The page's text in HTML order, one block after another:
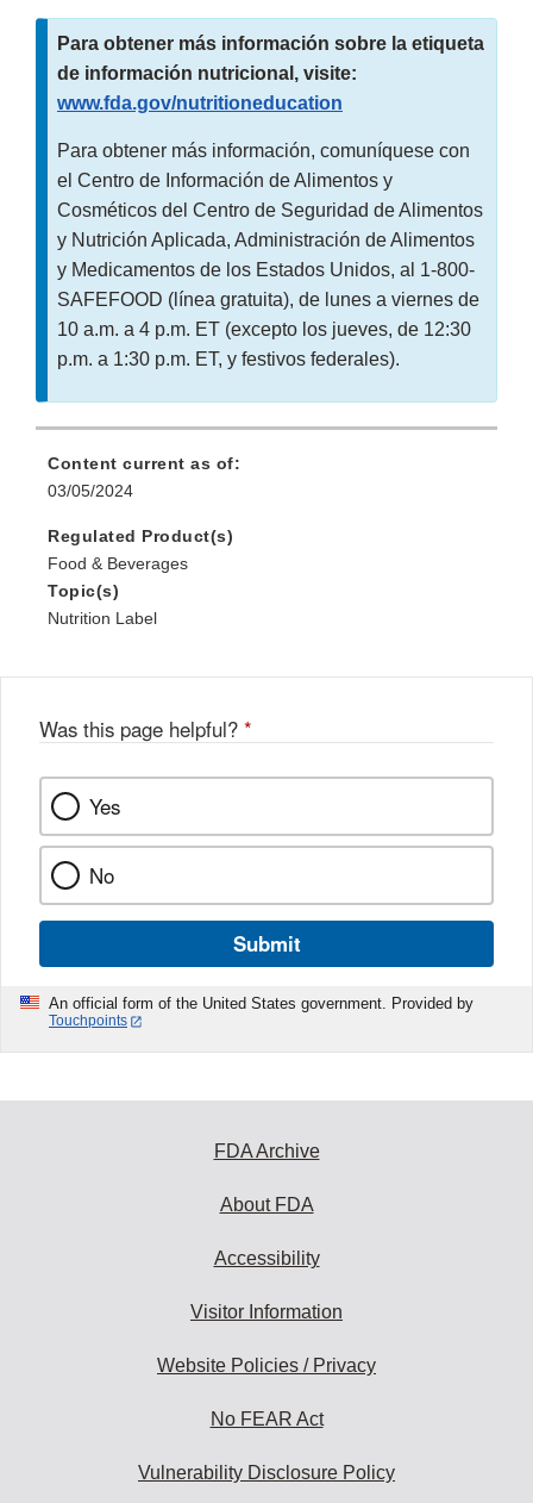
Para obtener más información sobre la etiqueta
de información nutricional, visite:
www.fda.gov/nutritioneducation
Para obtener más información, comuníquese con
el Centro de Información de Alimentos y
Cosméticos del Centro de Seguridad de Alimentos
y Nutrición Aplicada, Administración de Alimentos
y Medicamentos de los Estados Unidos, al 1-800-
SAFEFOOD (línea gratuita), de lunes a viernes de
10 a.m. a 4 p.m. ET (excepto los jueves, de 12:30
p.m. a 1:30 p.m. ET, y festivos federales).
Content current as of:
03/05/2024
Regulated Product(s)
Food & Beverages
Topic(s)
Nutrition Label
Was this page helpful? *
Yes
No
Submit
An official form of the United States government. Provided by
Touchpoints
FDA Archive
About FDA
Accessibility
Visitor Information
Website Policies / Privacy
No FEAR Act
Vulnerability Disclosure Policy